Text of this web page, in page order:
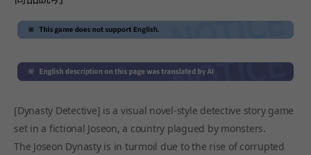
[Dynasty Detective] is a visual novel-style detective story game
set in a fictional Joseon, a country plagued by monsters.
The Joseon Dynasty is in turmoil due to the rise of corrupted